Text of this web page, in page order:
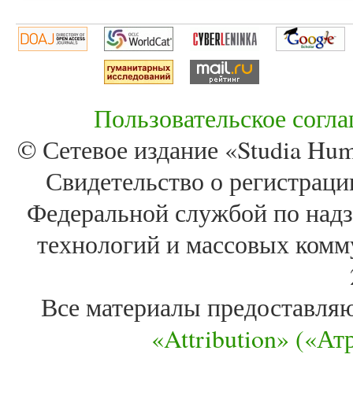
Пользовательское
© Сетевое издание «Studia
Свидетельство о
Федеральной службой по
технологий и массовых
Все материалы
«Attribution»